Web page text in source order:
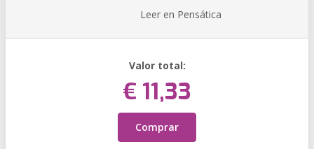
Leer en Pensática
Valor total:
€ 11,33
Comprar